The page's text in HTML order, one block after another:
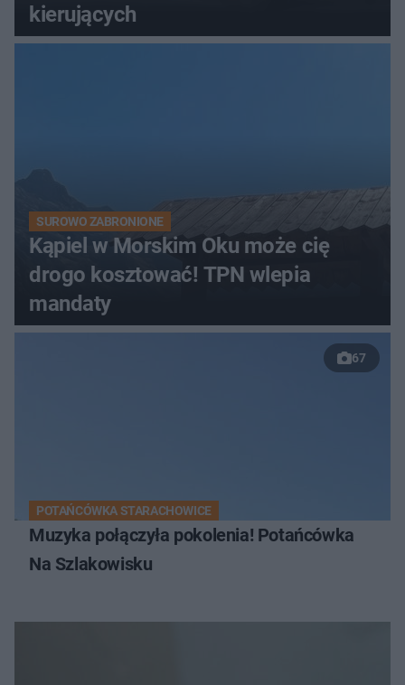
kierujących
SUROWO ZABRONIONE
Kąpiel w Morskim Oku może cię
drogo kosztować! TPN wlepia
mandaty
67
POTAŃCÓWKA STARACHOWICE
Muzyka połączyła pokolenia! Potańcówka
Na Szlakowisku